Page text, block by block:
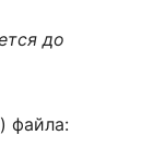
до
файла: